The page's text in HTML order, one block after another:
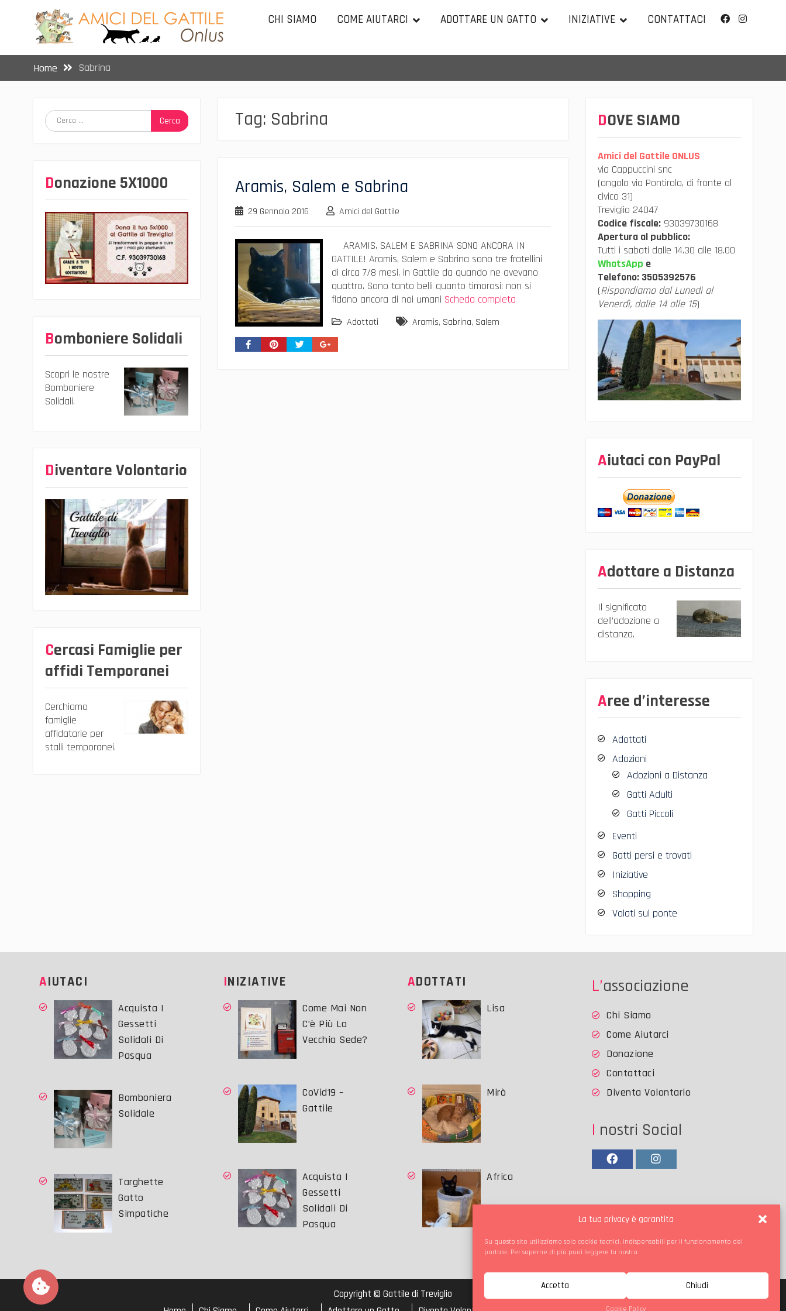
La tua privacy è garantita
Su questo sito utilizziamo solo cookie tecnici, indispensabili per il funzionamento del
portale. Per saperne di più puoi leggere la nostra
Accetta Chiudi
Cookie Policy
CHI SIAMO COME AIUTARCI ADOTTARE UN GATTO INIZIATIVE CONTATTACI
Home Sabrina
Tag: Sabrina
Aramis, Salem e Sabrina
29 Gennaio 2016 Amici del Gattile
ARAMIS, SALEM E SABRINA SONO ANCORA IN
GATTILE! Aramis, Salem e Sabrina sono tre fratellini
di circa 7/8 mesi, in Gattile da quando ne avevano
quattro. Sono tanto belli quanto timorosi: non si
fidano ancora di noi umani Scheda completa
Adottati Aramis, Sabrina, Salem
DOVE SIAMO
Amici del Gattile ONLUS
via Cappuccini snc
(angolo via Pontirolo, di fronte al
civico 31)
Treviglio 24047
Codice fiscale: 93039730168
Apertura al pubblico:
Tutti i sabati dalle 14.30 alle 18.00
WhatsApp e
Telefono: 3505392576
(Rispondiamo dal Lunedì al
Venerdì, dalle 14 alle 15)
Aiutaci con PayPal
Adottare a Distanza
Il significato
dell’adozione a
distanza.
Aree d’interesse
Adottati
Adozioni
Adozioni a Distanza
Gatti Adulti
Gatti Piccoli
Eventi
Gatti persi e trovati
Iniziative
Shopping
Volati sul ponte
Ricerca
per:
Donazione 5X1000
Bomboniere Solidali
Scopri le nostre
Bomboniere
Solidali.
Diventare Volontario
Cercasi Famiglie per
affidi Temporanei
Cerchiamo
famiglie
affidatarie per
stalli temporanei.
AIUTACI
Acquista I
Gessetti
Solidali Di
Pasqua
Bomboniera
Solidale
Targhette
Gatto
Simpatiche
INIZIATIVE
Come Mai Non
C’è Più La
Vecchia Sede?
CoVid19 –
Gattile
Acquista I
Gessetti
Solidali Di
Pasqua
ADOTTATI
Lisa
Mirò
Africa
L’associazione
Chi Siamo
Come Aiutarci
Donazione
Contattaci
Diventa Volontario
I nostri Social
Copyright © Gattile di Treviglio